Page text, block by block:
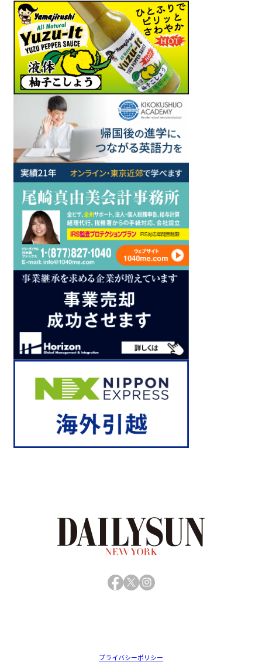
Facebook
X Instagram
プライバシーポリシー